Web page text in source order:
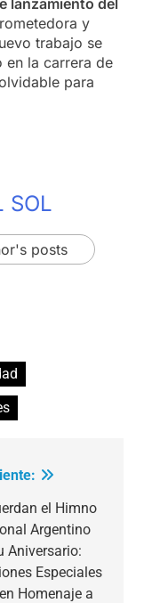
y
trabajo se
en la carrera de
para
SOL
posts
el Himno
Argentino
Aniversario:
Especiales
Homenaje a